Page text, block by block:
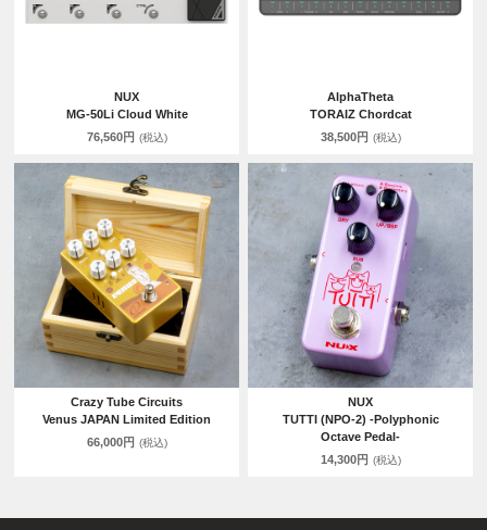
NUX
MG-50Li Cloud White
76,560円 (税込)
AlphaTheta
TORAIZ Chordcat
38,500円 (税込)
Crazy Tube Circuits
Venus JAPAN Limited Edition
66,000円 (税込)
NUX
TUTTI (NPO-2) -Polyphonic
Octave Pedal-
14,300円 (税込)